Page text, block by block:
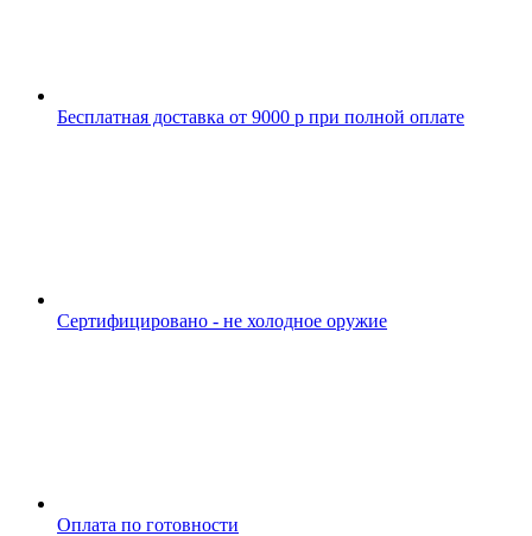
Бесплатная доставка от 9000 р при полной оплате
Сертифицировано - не холодное оружие
Оплата по готовности